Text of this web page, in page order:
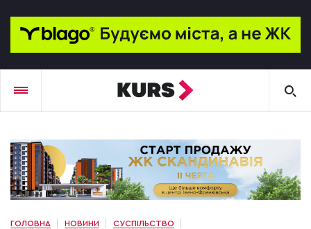
ГОЛОВНА НОВИНИ
СУСПІЛЬСТВО